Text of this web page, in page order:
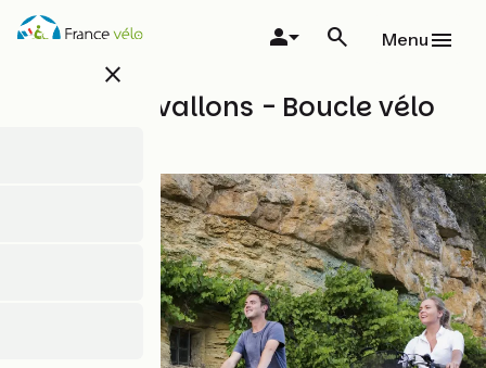
Skip
close
Menu
À fond les vallons - Boucle vélo